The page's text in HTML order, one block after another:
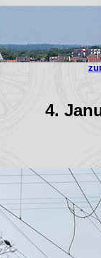
4.